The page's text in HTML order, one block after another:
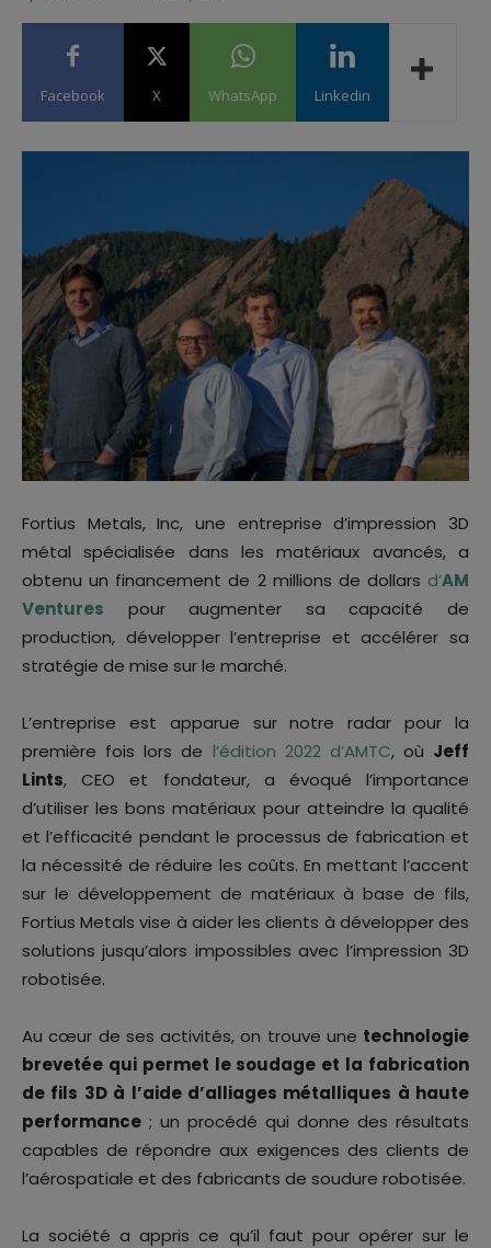
Facebook X WhatsApp Linkedin
Fortius Metals, Inc, une entreprise d’impression 3D
métal spécialisée dans les matériaux avancés, a
obtenu un financement de 2 millions de dollars d’AM
Ventures pour augmenter sa capacité de
production, développer l’entreprise et accélérer sa
stratégie de mise sur le marché.
L’entreprise est apparue sur notre radar pour la
première fois lors de l’édition 2022 d’AMTC, où Jeff
Lints, CEO et fondateur, a évoqué l’importance
d’utiliser les bons matériaux pour atteindre la qualité
et l’efficacité pendant le processus de fabrication et
la nécessité de réduire les coûts. En mettant l’accent
sur le développement de matériaux à base de fils,
Fortius Metals vise à aider les clients à développer des
solutions jusqu’alors impossibles avec l’impression 3D
robotisée.
Au cœur de ses activités, on trouve une technologie
brevetée qui permet le soudage et la fabrication
de fils 3D à l’aide d’alliages métalliques à haute
performance ; un procédé qui donne des résultats
capables de répondre aux exigences des clients de
l’aérospatiale et des fabricants de soudure robotisée.
La société a appris ce qu’il faut pour opérer sur le